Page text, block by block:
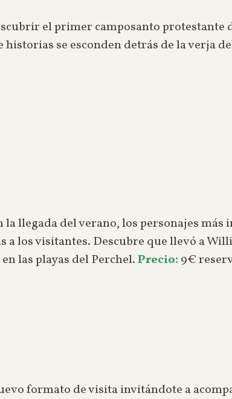
el primer camposanto protestante
se esconden detrás de la verja
la llegada del verano, los personajes
los visitantes. Descubre que llevó a
las playas del Perchel.Precio: 9€
formato de visita invitándote a